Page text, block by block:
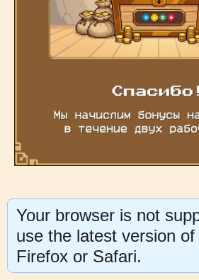
Your browser is not
use the latest version of
Firefox or Safari.